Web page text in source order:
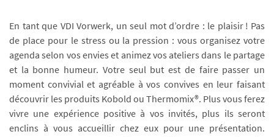
En tant que VDI Vorwerk, un seul mot d’ordre : le plaisir ! Pas
de place pour le stress ou la pression : vous organisez votre
agenda selon vos envies et animez vos ateliers dans le partage
et la bonne humeur. Votre seul but est de faire passer un
moment convivial et agréable à vos convives en leur faisant
découvrir les produits Kobold ou Thermomix®. Plus vous ferez
vivre une expérience positive à vos invités, plus ils seront
enclins à vous accueillir chez eux pour une présentation.